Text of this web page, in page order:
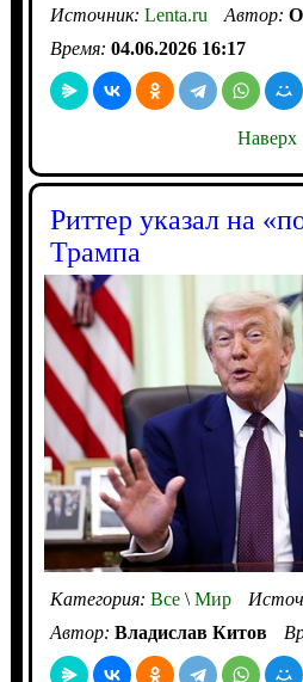
Источник: Lenta.ru Автор:
Время: 04.06.2026 16:17
Наверх
Риттер указал на
Трампа
Категория: Все\Мир
Автор: Владислав Китов